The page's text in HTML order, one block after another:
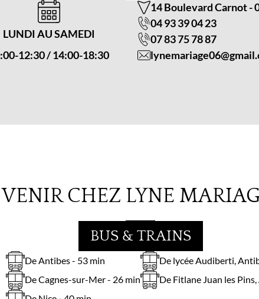
LUNDI AU SAMEDI
12:30 / 14:00-18:30
14 Boulevard Carnot-
04 93 39 04 23
07 83 75 78 87
CHEZ LYNE
BUS & TRAINS
De Antibes - 53 min
De Cagnes-sur-Mer - 26 min
De lycée Audiberti,
De Fitlane Juan les